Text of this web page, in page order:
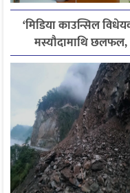
‘मिडिया काउन्सिल
मस्यौदामाथि छलफल,
एआईदेखि पत्रकारको
लाइसेन्ससम्मका
सुझाव